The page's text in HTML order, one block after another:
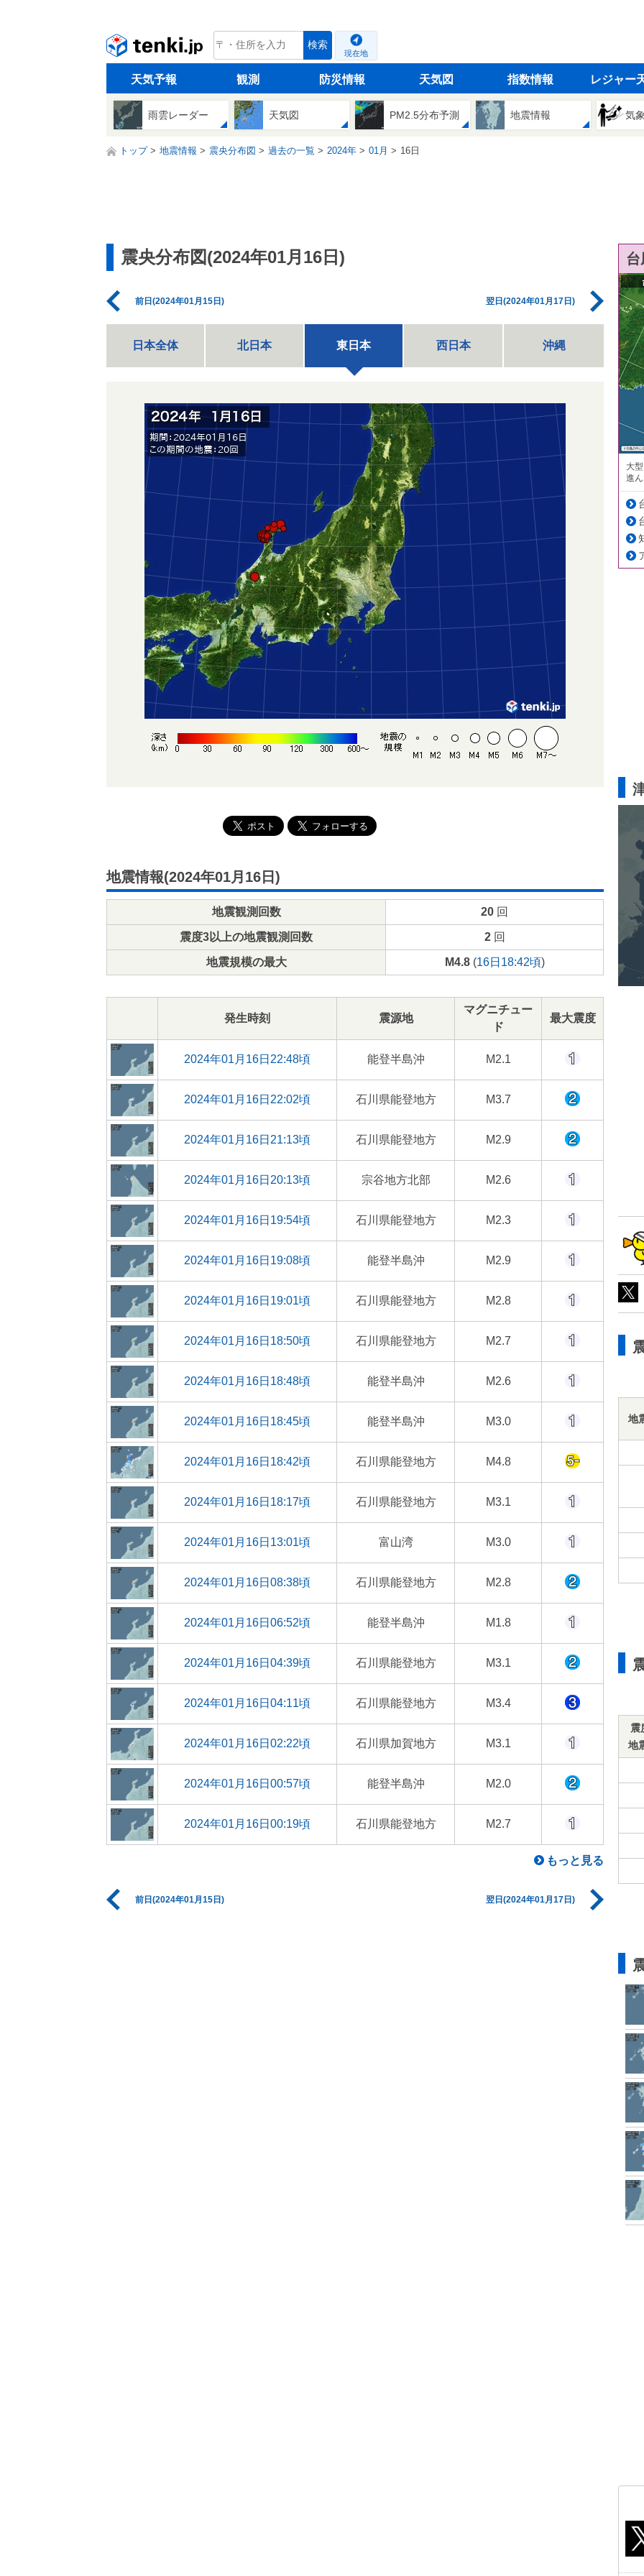
tenki.jp 検索
現在地
天気予報 観測 防災情報 天気図 指数情報 レジャー
雨雲レーダー 天気図 PM2.5分布予測 地震情報 気
トップ 地震情報 震央分布図 過去の一覧 2024年 01月 16日
震央分布図(2024年01月16日)
前日(2024年01月15日) 翌日(2024年01月17日)
日本全体 北日本 東日本 西日本 沖縄
地震情報(2024年01月16日)
地震観測回数 20 回
震度3以上の地震観測回数 2回
地震規模の最大 M4.8(16日18:42頃)
発生時刻 震源地
マグニチュー
ド
最大震度
2024年01月16日22:48頃 能登半島沖 M2.1
2024年01月16日22:02頃 石川県能登地方 M3.7
2024年01月16日21:13頃 石川県能登地方 M2.9
2024年01月16日20:13頃 宗谷地方北部 M2.6
2024年01月16日19:54頃 石川県能登地方 M2.3
2024年01月16日19:08頃 能登半島沖 M2.9
2024年01月16日19:01頃 石川県能登地方 M2.8
2024年01月16日18:50頃 石川県能登地方 M2.7
2024年01月16日18:48頃 能登半島沖 M2.6
2024年01月16日18:45頃 能登半島沖 M3.0
2024年01月16日18:42頃 石川県能登地方 M4.8
2024年01月16日18:17頃 石川県能登地方 M3.1
2024年01月16日13:01頃 富山湾 M3.0
2024年01月16日08:38頃 石川県能登地方 M2.8
2024年01月16日06:52頃 能登半島沖 M1.8
2024年01月16日04:39頃 石川県能登地方 M3.1
2024年01月16日04:11頃 石川県能登地方 M3.4
2024年01月16日02:22頃 石川県加賀地方 M3.1
2024年01月16日00:57頃 能登半島沖 M2.0
2024年01月16日00:19頃 石川県能登地方 M2.7
もっと見る
前日(2024年01月15日) 翌日(2024年01月17日)
大
進
地
震
地